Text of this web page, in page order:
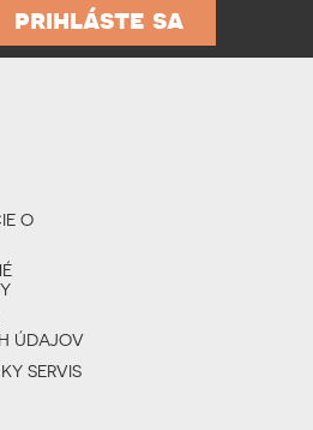
prihláste sa
O
ÚDAJOV
SERVIS